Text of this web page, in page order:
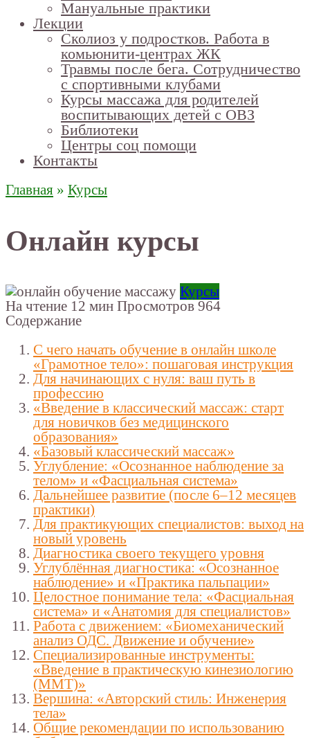
Мануальные практики
Лекции
Сколиоз у подростков. Работа в
комьюнити-центрах ЖК
Травмы после бега. Сотрудничество
с спортивными клубами
Курсы массажа для родителей
воспитывающих детей с ОВЗ
Библиотеки
Центры соц помощи
Контакты
Главная » Курсы
Онлайн курсы
Курсы
На чтение 12 мин Просмотров 964
Содержание
С чего начать обучение в онлайн школе
«Грамотное тело»: пошаговая инструкция
Для начинающих с нуля: ваш путь в
профессию
«Введение в классический массаж: старт
для новичков без медицинского
образования»
«Базовый классический массаж»
Углубление: «Осознанное наблюдение за
телом» и «Фасциальная система»
Дальнейшее развитие (после 6–12 месяцев
практики)
Для практикующих специалистов: выход на
новый уровень
Диагностика своего текущего уровня
Углублённая диагностика: «Осознанное
наблюдение» и «Практика пальпации»
Целостное понимание тела: «Фасциальная
система» и «Анатомия для специалистов»
Работа с движением: «Биомеханический
анализ ОДС. Движение и обучение»
Специализированные инструменты:
«Введение в практическую кинезиологию
(ММТ)»
Вершина: «Авторский стиль: Инженерия
тела»
Общие рекомендации по использованию